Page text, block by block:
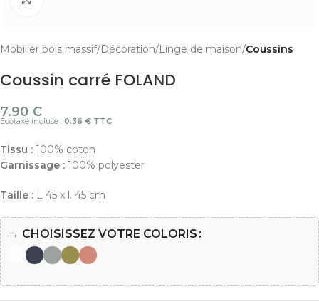
Mobilier bois massif Décoration Linge de maison Coussins
Coussin carré FOLAND
7.90 €
Ecotaxe incluse : 0.36 € TTC
Tissu : 100% coton
Garnissage : 100% polyester
Taille : L 45 x l. 45 cm
→ CHOISISSEZ VOTRE COLORIS